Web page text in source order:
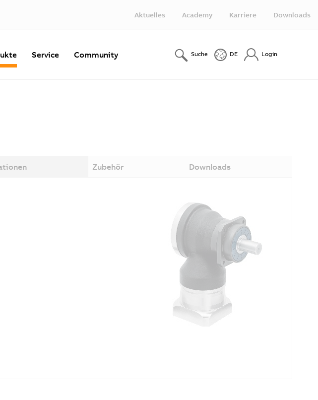
Aktuelles Academy Karriere Downloads
Service Community Suche DE Login
Zubehör Downloads